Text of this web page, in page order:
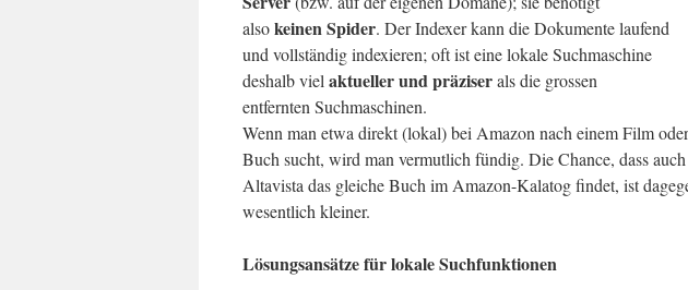
alsokeinen Spider. Der Indexer kann die Dokumente laufend
und vollständig indexieren; oft ist eine lokale Suchmaschine
deshalb viel aktueller und präziserals die grossen
entfernten Suchmaschinen.
Wenn man etwa direkt (lokal) bei Amazon nach einem Film
Buch sucht, wird man vermutlich fündig. Die Chance, dass auch
Altavista das gleiche Buch im Amazon-Kalatog findet, ist
wesentlich kleiner.
Lösungsansätze für lokale Suchfunktionen